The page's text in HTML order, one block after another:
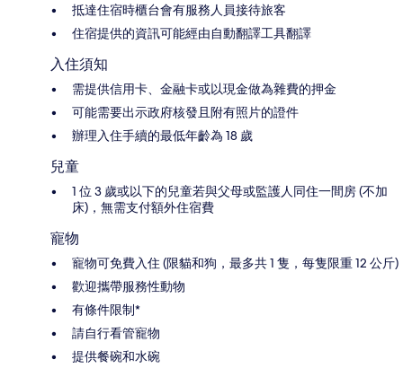
抵達住宿時櫃台會有服務人員接待旅客
住宿提供的資訊可能經由自動翻譯工具翻譯
入住須知
需提供信用卡、金融卡或以現金做為雜費的押金
可能需要出示政府核發且附有照片的證件
辦理入住手續的最低年齡為 18 歲
兒童
1 位 3 歲或以下的兒童若與父母或監護人同住一間房 (不加
床)，無需支付額外住宿費
寵物
寵物可免費入住 (限貓和狗，最多共 1 隻，每隻限重 12 公斤)
歡迎攜帶服務性動物
有條件限制*
請自行看管寵物
提供餐碗和水碗